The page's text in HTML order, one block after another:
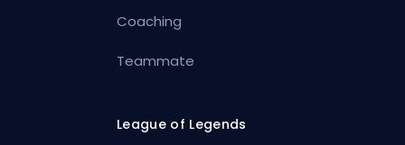
Coaching
Teammate
League of Legends